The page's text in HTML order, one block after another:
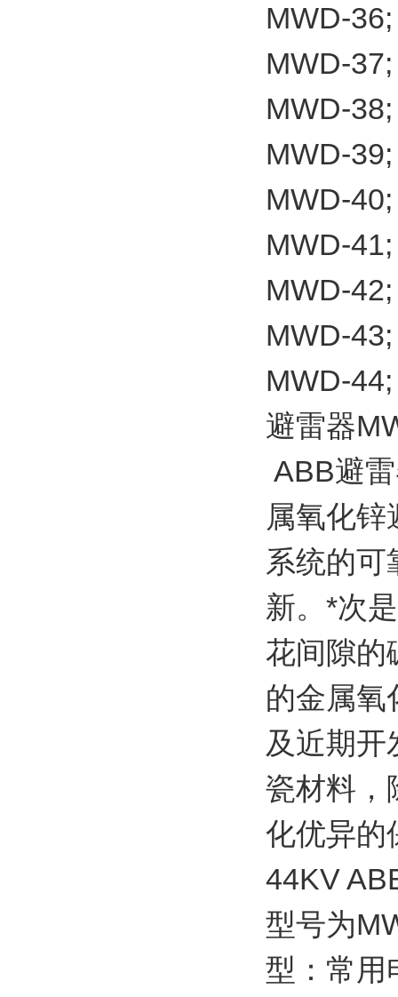
MWD-
MWD-
MWD-
MWD-
MWD-
MWD-
MWD-
MWD-
MWD-
避雷器
ABB避
属氧化
系统的可
新。*次
花间隙的
的金属氧
及近期开
瓷材料，
化优异的
44KV
型号为
型：常用